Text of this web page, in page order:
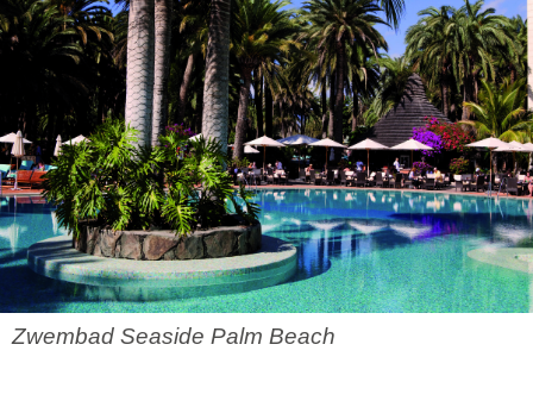
Zwembad Seaside Palm Beach